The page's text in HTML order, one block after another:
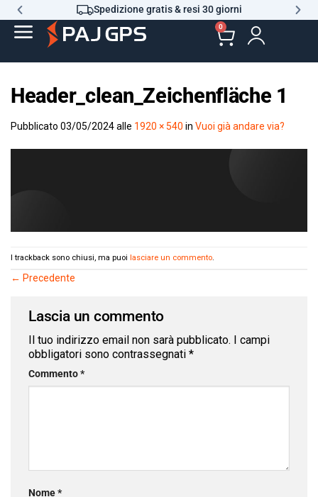
Spedizione gratis & resi 30 giorni
0
Header_clean_Zeichenfläche 1
Pubblicato 03/05/2024alle 1920 × 540 in Vuoi già andare via?
I trackback sono chiusi, ma puoi lasciare un commento.
← Precedente
Lascia un commento
Il tuo indirizzo email non sarà pubblicato. I campi
obbligatori sono contrassegnati *
Commento*
Nome*